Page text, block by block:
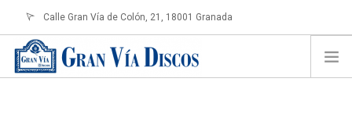
Calle Gran Vía de Colón, 21, 18001 Granada
info@granviadiscos.com